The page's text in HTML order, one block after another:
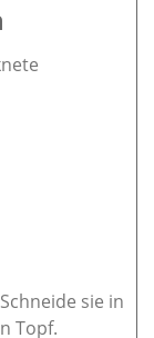
sie in
Topf.